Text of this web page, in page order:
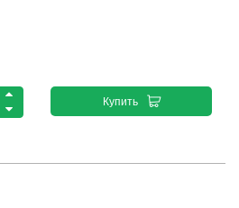
Купить